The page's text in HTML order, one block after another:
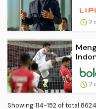
2
2
Showing 114-152 of total